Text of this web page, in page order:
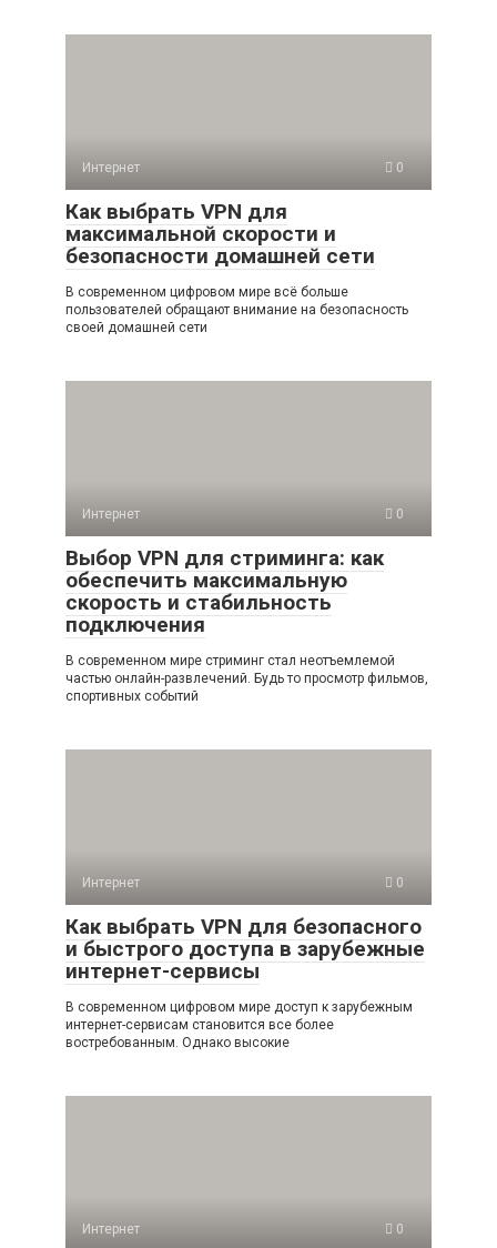
Интернет 0
Как выбрать VPN для
максимальной скорости и
безопасности домашней сети
В современном цифровом мире всё больше
пользователей обращают внимание на безопасность
своей домашней сети
Интернет 0
Выбор VPN для стриминга: как
обеспечить максимальную
скорость и стабильность
подключения
В современном мире стриминг стал неотъемлемой
частью онлайн-развлечений. Будь то просмотр фильмов,
спортивных событий
Интернет 0
Как выбрать VPN для безопасного
и быстрого доступа в зарубежные
интернет-сервисы
В современном цифровом мире доступ к зарубежным
интернет-сервисам становится все более
востребованным. Однако высокие
Интернет 0